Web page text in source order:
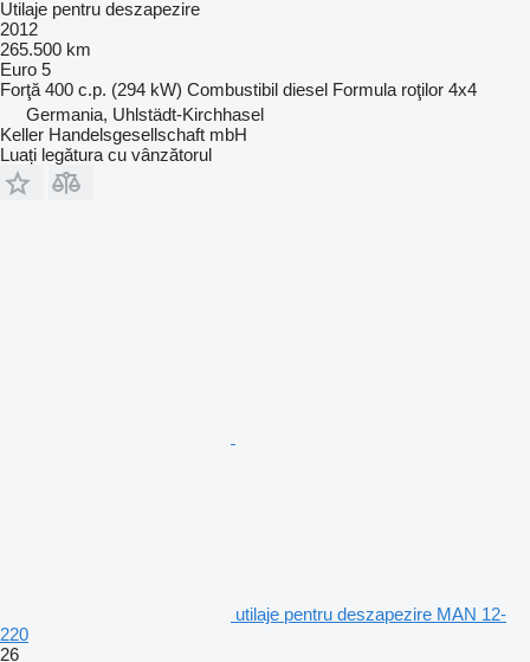
Utilaje pentru deszapezire
2012
265.500 km
Euro 5
Forţă 400 c.p. (294 kW) Combustibil diesel Formula roţilor 4x4
Germania, Uhlstädt-Kirchhasel
Keller Handelsgesellschaft mbH
Luați legătura cu vânzătorul
utilaje pentru deszapezire MAN 12-
220
26